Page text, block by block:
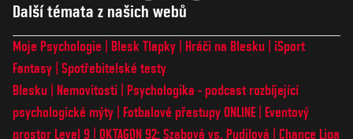
Další témata z našich webů
Moje Psychologie Blesk Tlapky Hráči na Blesku
iSport
Fantasy Spotřebitelské testy
Blesku
Nemovitosti
Psychologika - podcast rozbíjející
psychologické mýty
Fotbalové přestupy ONLINE
Eventový
prostor Level 9 OKTAGON 92: Szabová vs. Pudilová
Chance Liga